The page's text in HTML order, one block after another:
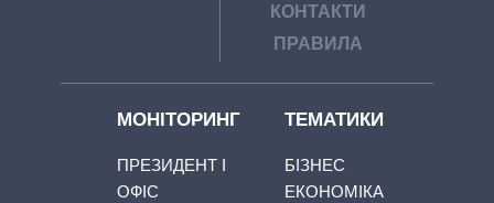
КОНТАКТИ
ПРАВИЛА
МОНІТОРИНГ
ПРЕЗИДЕНТ І
ОФІС
ТЕМАТИКИ
БІЗНЕС
ЕКОНОМІКА